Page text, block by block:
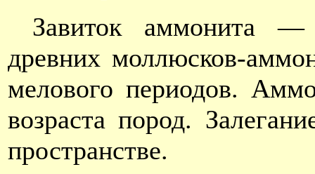
Завиток аммонита —
древних моллюсков-
мелового периодов.
возраста пород.
пространстве.